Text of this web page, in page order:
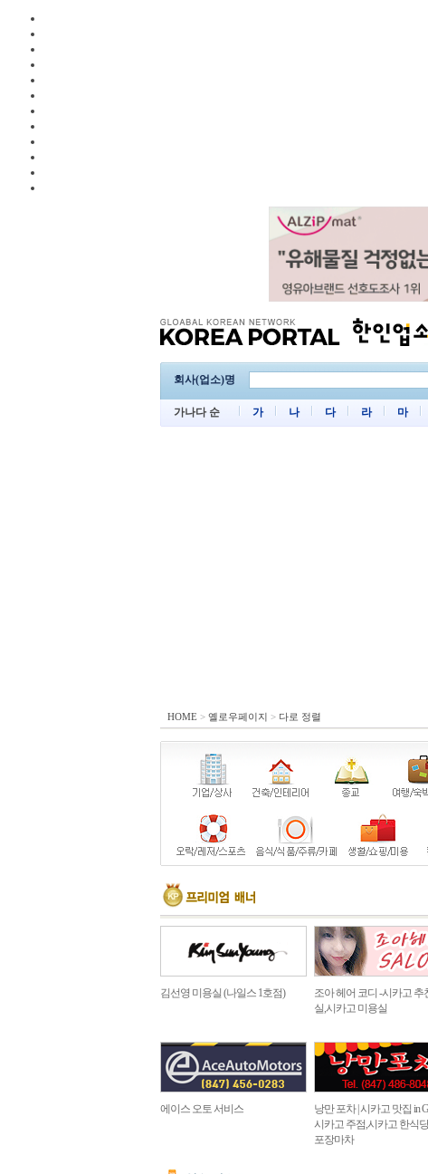
회사(업소)명
가나다 순 가 나 다 라 마
HOME > 옐로우페이지 > 다로 정렬
김선영 미용실 (나일스 1호점)
조아 헤어 코디 -시카고 추
실,시카고 미용실
에이스 오토 서비스
낭만 포차 | 시카고 맛집 in
시카고 주점,시카고 한식
포장마차